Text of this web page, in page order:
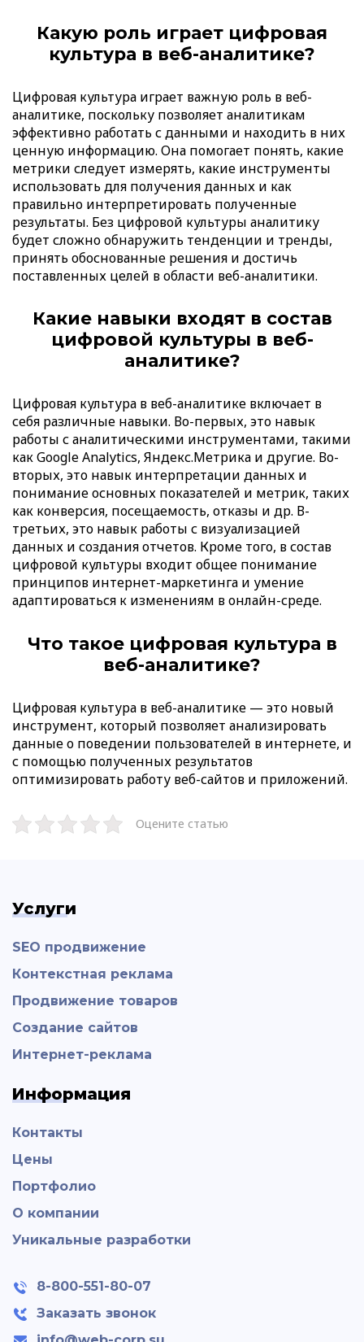
Какую роль играет цифровая
культура в веб-аналитике?
Цифровая культура играет важную роль в веб-
аналитике, поскольку позволяет аналитикам
эффективно работать с данными и находить в них
ценную информацию. Она помогает понять, какие
метрики следует измерять, какие инструменты
использовать для получения данных и как
правильно интерпретировать полученные
результаты. Без цифровой культуры аналитику
будет сложно обнаружить тенденции и тренды,
принять обоснованные решения и достичь
поставленных целей в области веб-аналитики.
Какие навыки входят в состав
цифровой культуры в веб-
аналитике?
Цифровая культура в веб-аналитике включает в
себя различные навыки. Во-первых, это навык
работы с аналитическими инструментами, такими
как Google Analytics, Яндекс.Метрика и другие. Во-
вторых, это навык интерпретации данных и
понимание основных показателей и метрик, таких
как конверсия, посещаемость, отказы и др. В-
третьих, это навык работы с визуализацией
данных и создания отчетов. Кроме того, в состав
цифровой культуры входит общее понимание
принципов интернет-маркетинга и умение
адаптироваться к изменениям в онлайн-среде.
Что такое цифровая культура в
веб-аналитике?
Цифровая культура в веб-аналитике — это новый
инструмент, который позволяет анализировать
данные о поведении пользователей в интернете, и
с помощью полученных результатов
оптимизировать работу веб-сайтов и приложений.
Оцените статью
Услуги
SEO продвижение
Контекстная реклама
Продвижение товаров
Создание сайтов
Интернет-реклама
Информация
Контакты
Цены
Портфолио
О компании
Уникальные разработки
8-800-551-80-07
Заказать звонок